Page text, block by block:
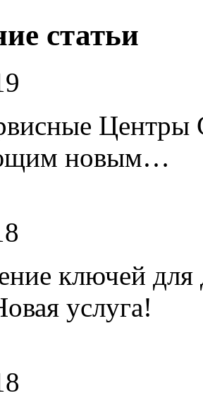
статьи
Центры
новым…
ключей
услуга!